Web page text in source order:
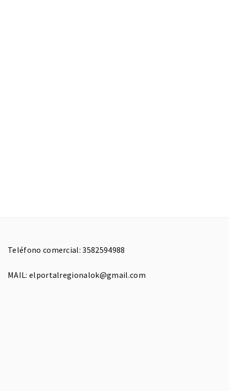
Teléfono comercial: 3582594988
MAIL: elportalregionalok@gmail.com